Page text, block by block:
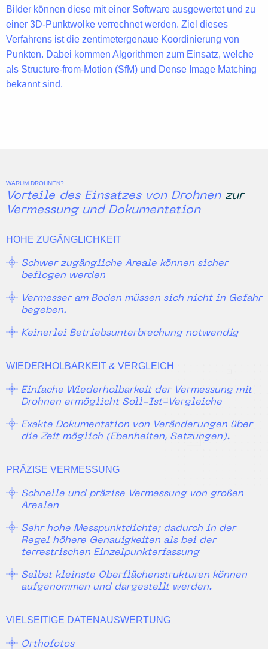
Bilder können diese mit einer Software ausgewertet und zu
einer 3D-Punktwolke verrechnet werden. Ziel dieses
Verfahrens ist die zentimetergenaue Koordinierung von
Punkten. Dabei kommen Algorithmen zum Einsatz, welche
als Structure-from-Motion (SfM) und Dense Image Matching
bekannt sind.
WARUM DROHNEN?
Vorteile des Einsatzes von Drohnen zur
Vermessung und Dokumentation
HOHE ZUGÄNGLICHKEIT
Schwer zugängliche Areale können sicher
beflogen werden
Vermesser am Boden müssen sich nicht in Gefahr
begeben.
Keinerlei Betriebsunterbrechung notwendig
WIEDERHOLBARKEIT & VERGLEICH
Einfache Wiederholbarkeit der Vermessung mit
Drohnen ermöglicht Soll-Ist-Vergleiche
Exakte Dokumentation von Veränderungen über
die Zeit möglich (Ebenheiten, Setzungen).
PRÄZISE VERMESSUNG
Schnelle und präzise Vermessung von großen
Arealen
Sehr hohe Messpunktdichte; dadurch in der
Regel höhere Genauigkeiten als bei der
terrestrischen Einzelpunkterfassung
Selbst kleinste Oberflächenstrukturen können
aufgenommen und dargestellt werden.
VIELSEITIGE DATENAUSWERTUNG
Orthofotos